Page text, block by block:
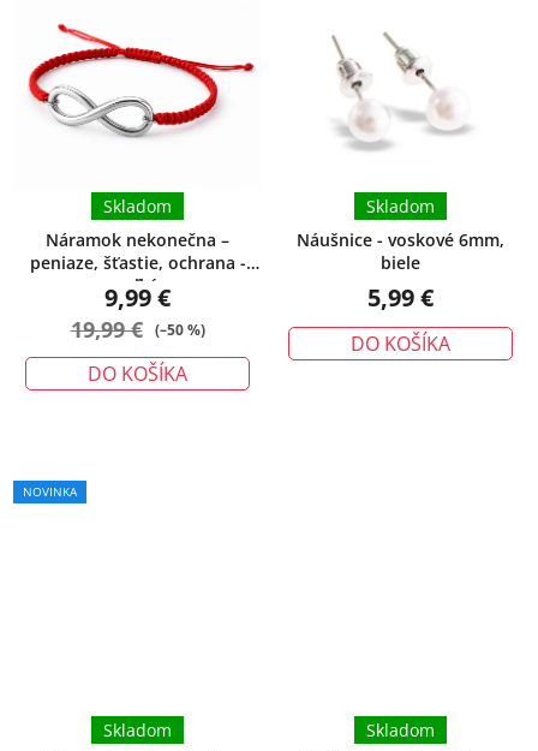
Náramok nekonečna –
peniaze, šťastie, ochrana -
veľký
Skladom
9,99 €
19,99 € (–50 %)
DO KOŠÍKA
Náušnice - voskové 6mm,
biele
Skladom
5,99 €
DO KOŠÍKA
NOVINKA
Skladom Skladom